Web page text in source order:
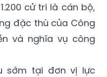
cử tri là cán bộ,
đặc thù của Công
và nghĩa vụ công
sớm tại đơn vị lực